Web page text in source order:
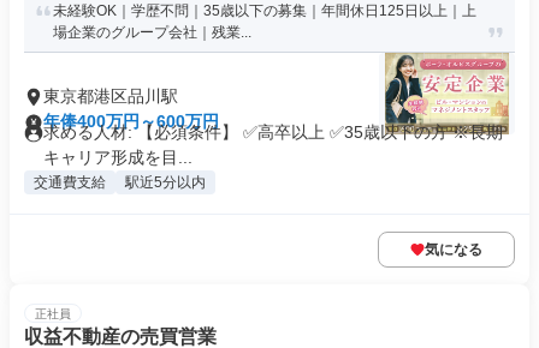
未経験OK｜学歴不問｜35歳以下の募集｜年間休日125日以上｜上
場企業のグループ会社｜残業...
東京都港区品川駅
年俸400万円～600万円
求める人材: 【必須条件】 ✅️高卒以上 ✅️35歳以下の方 ※長期
キャリア形成を目...
交通費支給 駅近5分以内
気になる
正社員
収益不動産の売買営業